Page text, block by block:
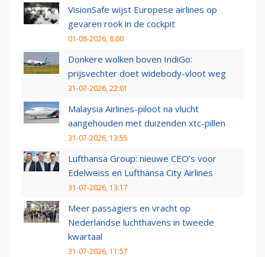
VisionSafe wijst Europese airlines op
gevaren rook in de cockpit
01-08-2026, 8:00
Donkere wolken boven IndiGo:
prijsvechter doet widebody-vloot weg
31-07-2026, 22:01
Malaysia Airlines-piloot na vlucht
aangehouden met duizenden xtc-pillen
31-07-2026, 13:55
Lufthansa Group: nieuwe CEO’s voor
Edelweiss en Lufthansa City Airlines
31-07-2026, 13:17
Meer passagiers en vracht op
Nederlandse luchthavens in tweede
kwartaal
31-07-2026, 11:57